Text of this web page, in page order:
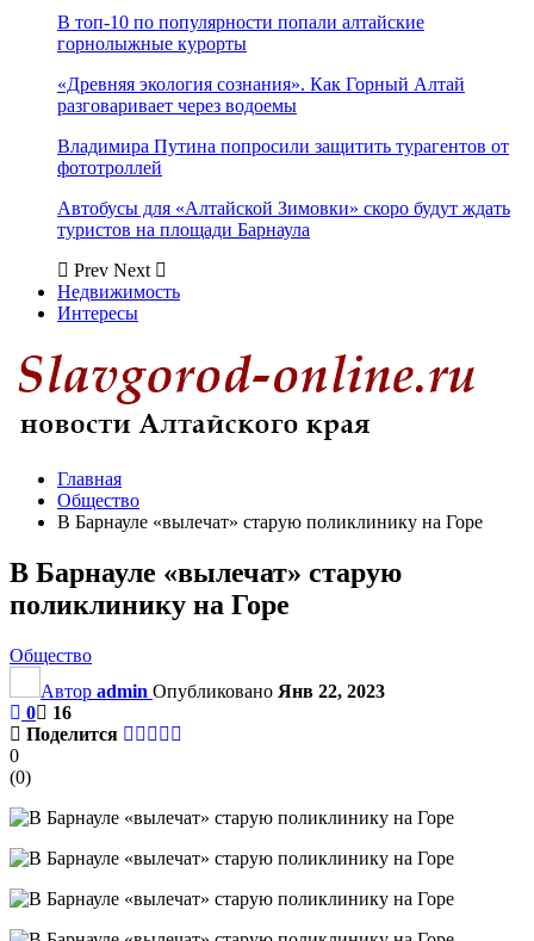
В топ-10 по популярности попали алтайские
горнолыжные курорты
«Древняя экология сознания». Как Горный Алтай
разговаривает через водоемы
Владимира Путина попросили защитить турагентов от
фототроллей
Автобусы для «Алтайской Зимовки» скоро будут ждать
туристов на площади Барнаула
Prev Next
Недвижимость
Интересы
Главная
Общество
В Барнауле «вылечат» старую поликлинику на Горе
В Барнауле «вылечат» старую
поликлинику на Горе
Общество
Автор admin Опубликовано Янв 22, 2023
0
16
Поделится
0
(0)